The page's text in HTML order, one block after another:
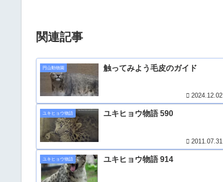
関連記事
円山動物園 触ってみよう毛皮のガイド
2024.12.02
ユキヒョウ物語 ユキヒョウ物語 590
2011.07.31
ユキヒョウ物語 ユキヒョウ物語 914